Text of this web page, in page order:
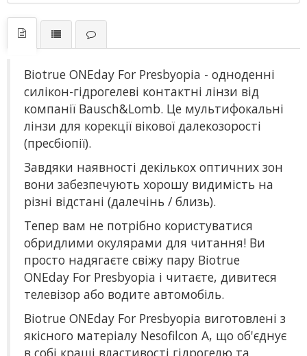
Biotrue ONEday For Presbyopia - одноденні
силікон-гідрогелеві контактні лінзи від
компанії Bausch&Lomb. Це мультифокальні
лінзи для корекції вікової далекозорості
(пресбіопії).
Завдяки наявності декількох оптичних зон
вони забезпечують хорошу видимість на
різні відстані (далечінь / близь).
Тепер вам не потрібно користуватися
обридлими окулярами для читання! Ви
просто надягаєте свіжу пару Biotrue
ONEday For Presbyopia і читаєте, дивитеся
телевізор або водите автомобіль.
Biotrue ONEday For Presbyopia виготовлені з
якісного матеріалу Nesofilcon A, що об'єднує
в собі кращі властивості гідрогелю та